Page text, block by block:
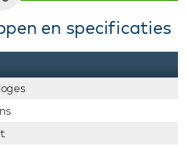
en specificaties